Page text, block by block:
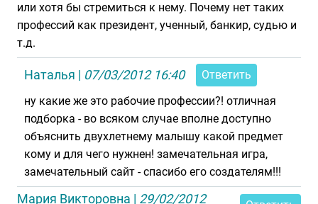
или хотя бы стремиться к нему. Почему нет таких
профессий как президент, ученный, банкир, судью и
т.д.
Наталья | 07/03/2012 16:40
Ответить
ну какие же это рабочие профессии?! отличная
подборка - во всяком случае вполне доступно
объяснить двухлетнему малышу какой предмет
кому и для чего нужнен! замечательная игра,
замечательный сайт - спасибо его создателям!!!
Мария Викторовна | 29/02/2012